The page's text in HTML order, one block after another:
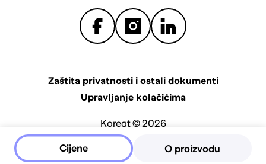
Cijene
Zaštita privatnosti i ostali dokumenti
Upravljanje kolačićima
Koreqt © 2026